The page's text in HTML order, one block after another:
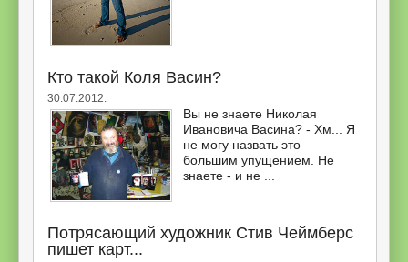
Кто такой Коля Васин?
30.07.2012.
Вы не знаете Николая
Ивановича Васина? - Хм... Я
не могу назвать это
большим упущением. Не
знаете - и не ...
Потрясающий художник Стив Чеймберс
пишет карт...